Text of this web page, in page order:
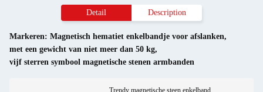
Detail Description
Markeren: Magnetisch hematiet enkelbandje voor afslanken,
met een gewicht van niet meer dan 50 kg,
vijf sterren symbool magnetische stenen armbanden
Trendy magnetische steen enkelband